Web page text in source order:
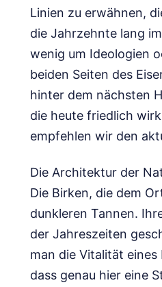
Linien zu erwähnen,
die Jahrzehnte lang
wenig um Ideologien
beiden Seiten des
hinter dem nächsten
die heute friedlich
empfehlen wir den
Die Architektur der
Die Birken, die dem
dunkleren Tannen.
der Jahreszeiten
man die Vitalität
dass genau hier eine